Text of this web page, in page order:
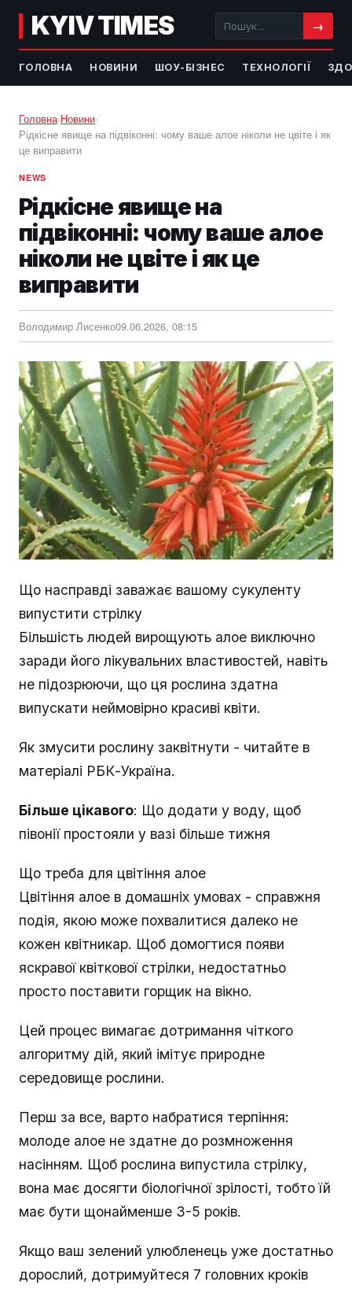
KYIV TIMES →
ГОЛОВНА НОВИНИ ШОУ-БІЗНЕС ТЕХНОЛОГІЇ
Головна›Новини›
Рідкісне явище на підвіконні: чому ваше алое ніколи не цвіте і як
це виправити
NEWS
Рідкісне явище на
підвіконні: чому ваше алое
ніколи не цвіте і як це
виправити
Володимир Лисенко09.06.2026, 08:15
Що насправді заважає вашому сукуленту
випустити стрілку
Більшість людей вирощують алое виключно
заради його лікувальних властивостей, навіть
не підозрюючи, що ця рослина здатна
випускати неймовірно красиві квіти.
Як змусити рослину заквітнути - читайте в
матеріалі РБК-Україна.
Більше цікавого: Що додати у воду, щоб
півонії простояли у вазі більше тижня
Що треба для цвітіння алое
Цвітіння алое в домашніх умовах - справжня
подія, якою може похвалитися далеко не
кожен квітникар. Щоб домогтися появи
яскравої квіткової стрілки, недостатньо
просто поставити горщик на вікно.
Цей процес вимагає дотримання чіткого
алгоритму дій, який імітує природне
середовище рослини.
Перш за все, варто набратися терпіння:
молоде алое не здатне до розмноження
насінням. Щоб рослина випустила стрілку,
вона має досягти біологічної зрілості, тобто їй
має бути щонайменше 3-5 років.
Якщо ваш зелений улюбленець уже достатньо
дорослий, дотримуйтеся 7 головних кроків